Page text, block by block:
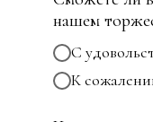
нашем
С
К